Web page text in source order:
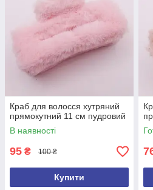
Краб для волосся хутряний
прямокутний 11 см пудровий
В наявності
95 ₴ 100 ₴
Купити